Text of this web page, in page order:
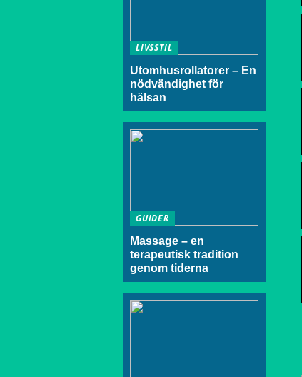
LIVSSTIL
Utomhusrollatorer – En
nödvändighet för
hälsan
GUIDER
Massage – en
terapeutisk tradition
genom tiderna